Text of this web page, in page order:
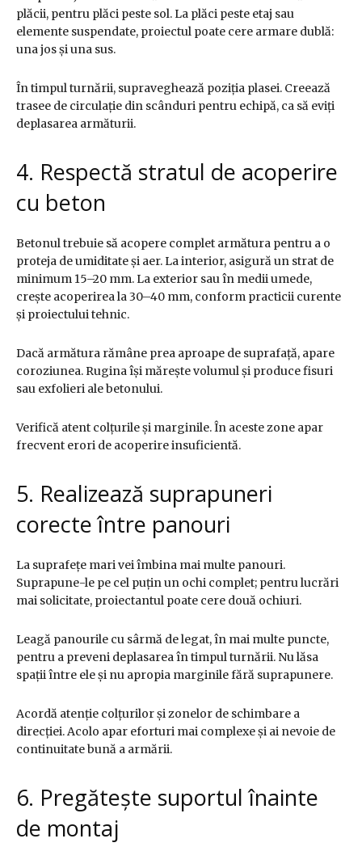
plăcii, pentru plăci peste sol. La plăci peste etaj sau
elemente suspendate, proiectul poate cere armare dublă:
una jos și una sus.
În timpul turnării, supraveghează poziția plasei. Creează
trasee de circulație din scânduri pentru echipă, ca să eviți
deplasarea armăturii.
4. Respectă stratul de acoperire
cu beton
Betonul trebuie să acopere complet armătura pentru a o
proteja de umiditate și aer. La interior, asigură un strat de
minimum 15–20 mm. La exterior sau în medii umede,
crește acoperirea la 30–40 mm, conform practicii curente
și proiectului tehnic.
Dacă armătura rămâne prea aproape de suprafață, apare
coroziunea. Rugina își mărește volumul și produce fisuri
sau exfolieri ale betonului.
Verifică atent colțurile și marginile. În aceste zone apar
frecvent erori de acoperire insuficientă.
5. Realizează suprapuneri
corecte între panouri
La suprafețe mari vei îmbina mai multe panouri.
Suprapune-le pe cel puțin un ochi complet; pentru lucrări
mai solicitate, proiectantul poate cere două ochiuri.
Leagă panourile cu sârmă de legat, în mai multe puncte,
pentru a preveni deplasarea în timpul turnării. Nu lăsa
spații între ele și nu apropia marginile fără suprapunere.
Acordă atenție colțurilor și zonelor de schimbare a
direcției. Acolo apar eforturi mai complexe și ai nevoie de
continuitate bună a armării.
6. Pregătește suportul înainte
de montaj